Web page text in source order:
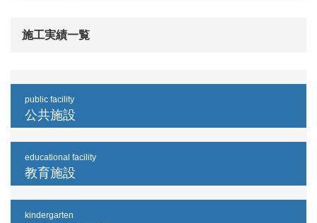
施工実績一覧
public facility
公共施設
educational facility
教育施設
kindergarten